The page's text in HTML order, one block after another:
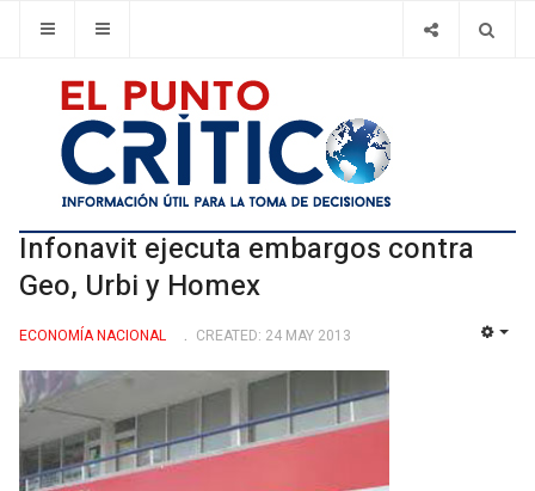
Infonavit ejecuta embargos contra
Geo, Urbi y Homex
ECONOMÍ­A NACIONAL CREATED: 24 MAY 2013